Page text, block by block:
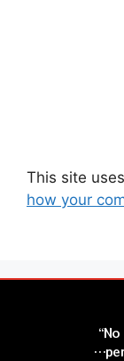
This site
how your